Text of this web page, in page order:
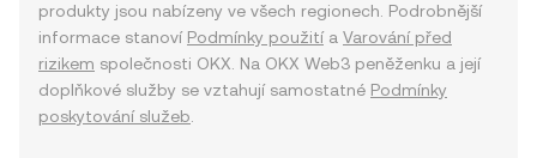
produkty jsou nabízeny ve všech regionech. Podrobnější
informace stanoví Podmínky použitía Varování před
rizikem společnosti OKX. Na OKX Web3 peněženku a její
doplňkové služby se vztahují samostatné Podmínky
poskytování služeb